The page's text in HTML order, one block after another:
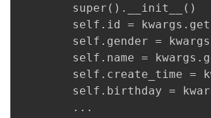
super().__init__()
self.id =
self.gender =
self.name =
self.create_time =
self.birthday =
...